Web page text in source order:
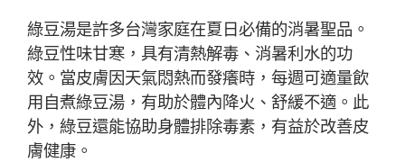
綠豆湯是許多台灣家庭在夏日必備的消暑聖品。
綠豆性味甘寒，具有清熱解毒、消暑利水的功
效。當皮膚因天氣悶熱而發癢時，每週可適量飲
用自煮綠豆湯，有助於體內降火、舒緩不適。此
外，綠豆還能協助身體排除毒素，有益於改善皮
膚健康。